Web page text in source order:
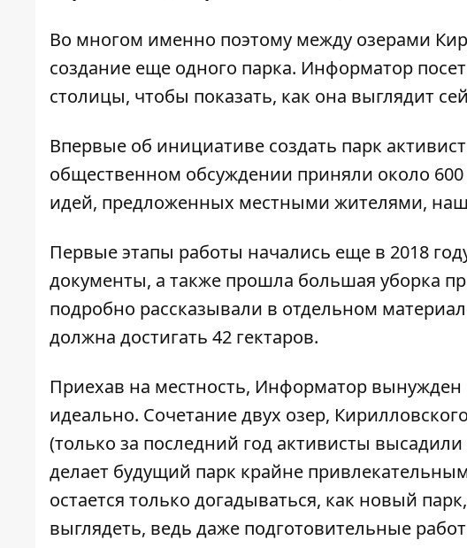
Во многом именно поэтому между озерами
создание еще одного парка. Информатор
столицы, чтобы показать, как она выглядит
Впервые об инициативе создать парк
общественном обсуждении приняли около 600
идей, предложенных местными жителями,
Первые этапы работы начались еще в 2018
документы, а также прошла большая уборка
подробно рассказывали в отдельном
должна достигать 42 гектаров.
Приехав на местность, Информатор
идеально. Сочетание двух озер,
(только за последний год активисты высадили
делает будущий парк крайне
остается только догадываться, как новый
выглядеть, ведь даже подготовительные